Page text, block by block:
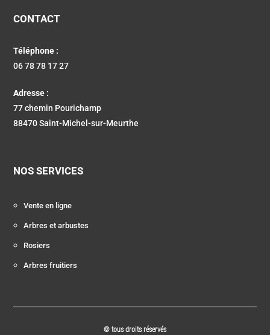
CONTACT
Téléphone :
06 78 78 17 27
Adresse :
77 chemin Pourichamp
88470 Saint-Michel-sur-Meurthe
NOS SERVICES
Vente en ligne
Arbres et arbustes
Rosiers
Arbres fruitiers
© tous droits réservés